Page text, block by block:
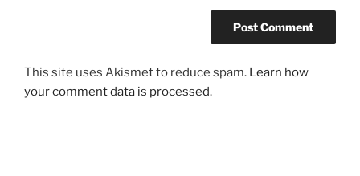
This site uses Akismet to reduce spam. Learn how
your comment data is processed.